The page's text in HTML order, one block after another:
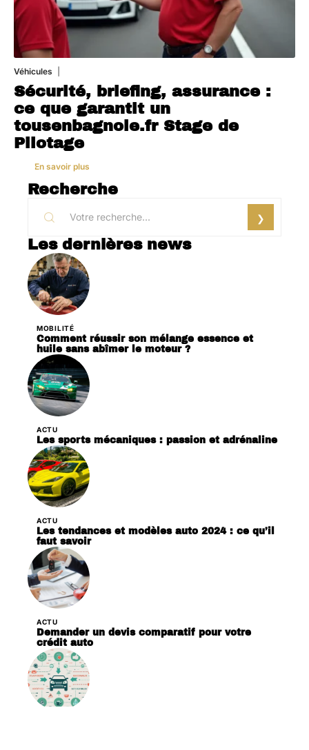
Véhicules
Sécurité, briefing, assurance :
ce que garantit un
tousenbagnole.fr Stage de
Pilotage
En savoir plus
Recherche
Les dernières news
MOBILITÉ
Comment réussir son mélange essence et
huile sans abîmer le moteur ?
ACTU
Les sports mécaniques : passion et adrénaline
ACTU
Les tendances et modèles auto 2024 : ce qu’il
faut savoir
ACTU
Demander un devis comparatif pour votre
crédit auto